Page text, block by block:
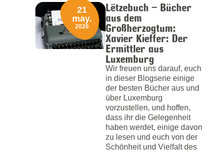
Lëtzebuch – Bücher
aus dem
Großherzogtum:
Xavier Kieffer: Der
Ermittler aus
Luxemburg
Wir freuen uns darauf, euch
in dieser Blogserie einige
der besten Bücher aus und
über Luxemburg
vorzustellen, und hoffen,
dass ihr die Gelegenheit
haben werdet, einige davon
zu lesen und euch von der
Schönheit und Vielfalt des
21
may.
2026